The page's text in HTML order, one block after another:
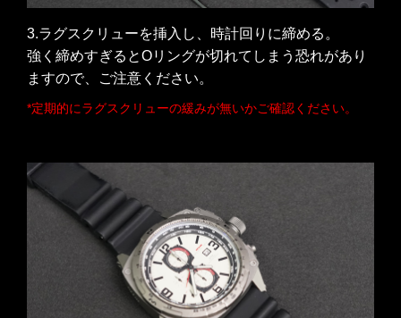
3.ラグスクリューを挿入し、時計回りに締める。
強く締めすぎるとOリングが切れてしまう恐れがあり
ますので、ご注意ください。
*定期的にラグスクリューの緩みが無いかご確認ください。